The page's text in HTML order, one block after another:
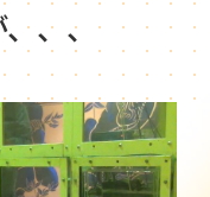
、、